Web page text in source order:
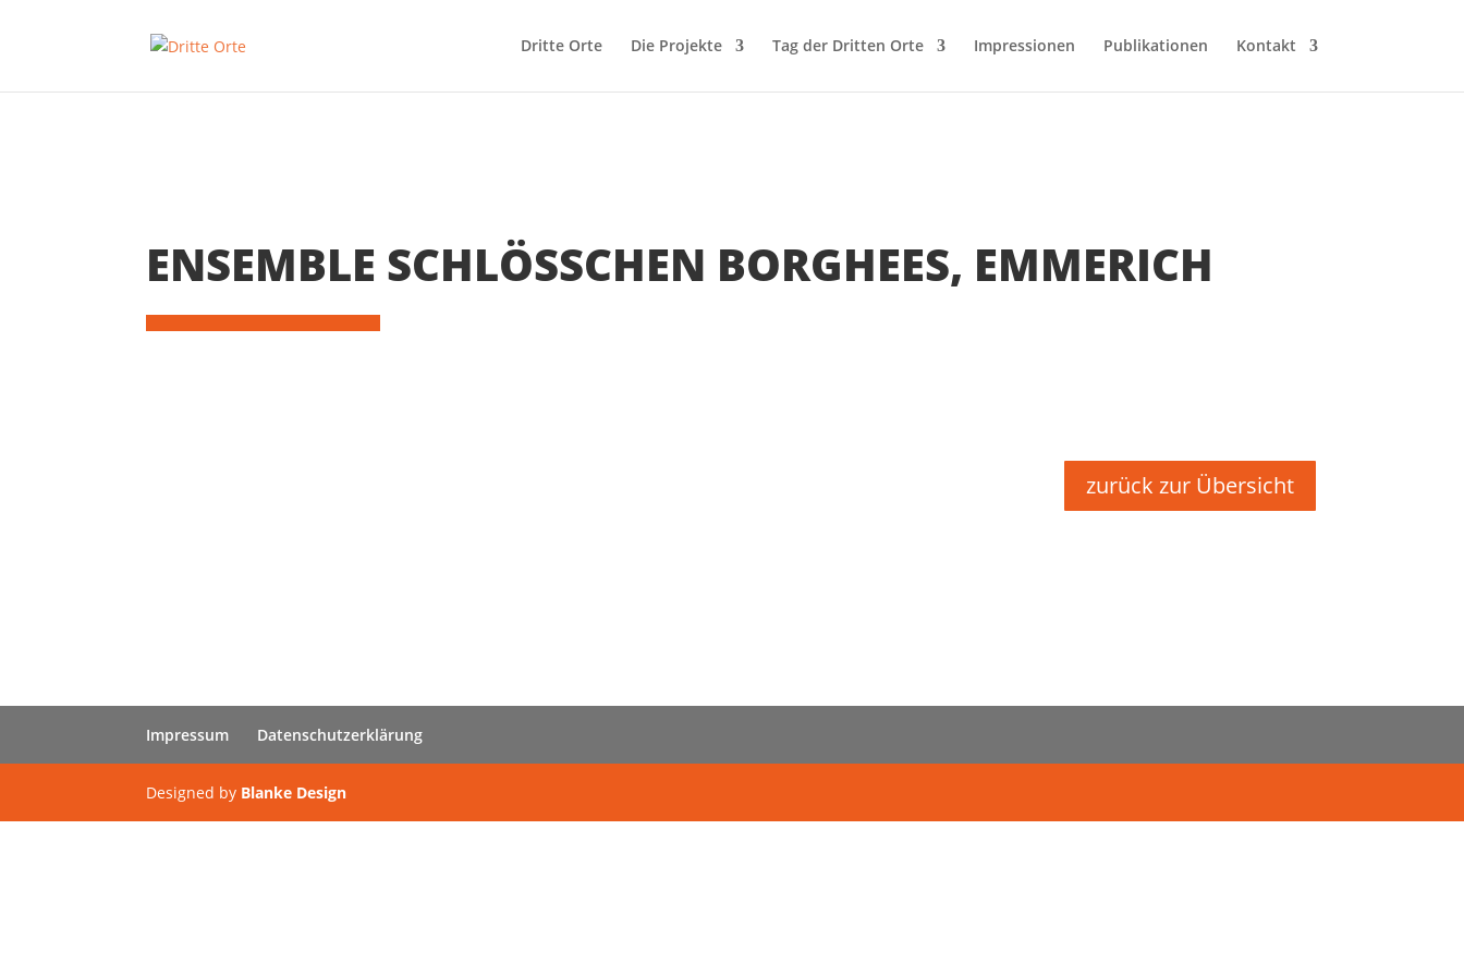
Dritte Orte Die Projekte Tag der Dritten Orte Impressionen Publikationen Kontakt
ENSEMBLE SCHLÖSSCHEN BORGHEES, EMMERICH
zurück zur Übersicht
Impressum Datenschutzerklärung
Designed by Blanke Design